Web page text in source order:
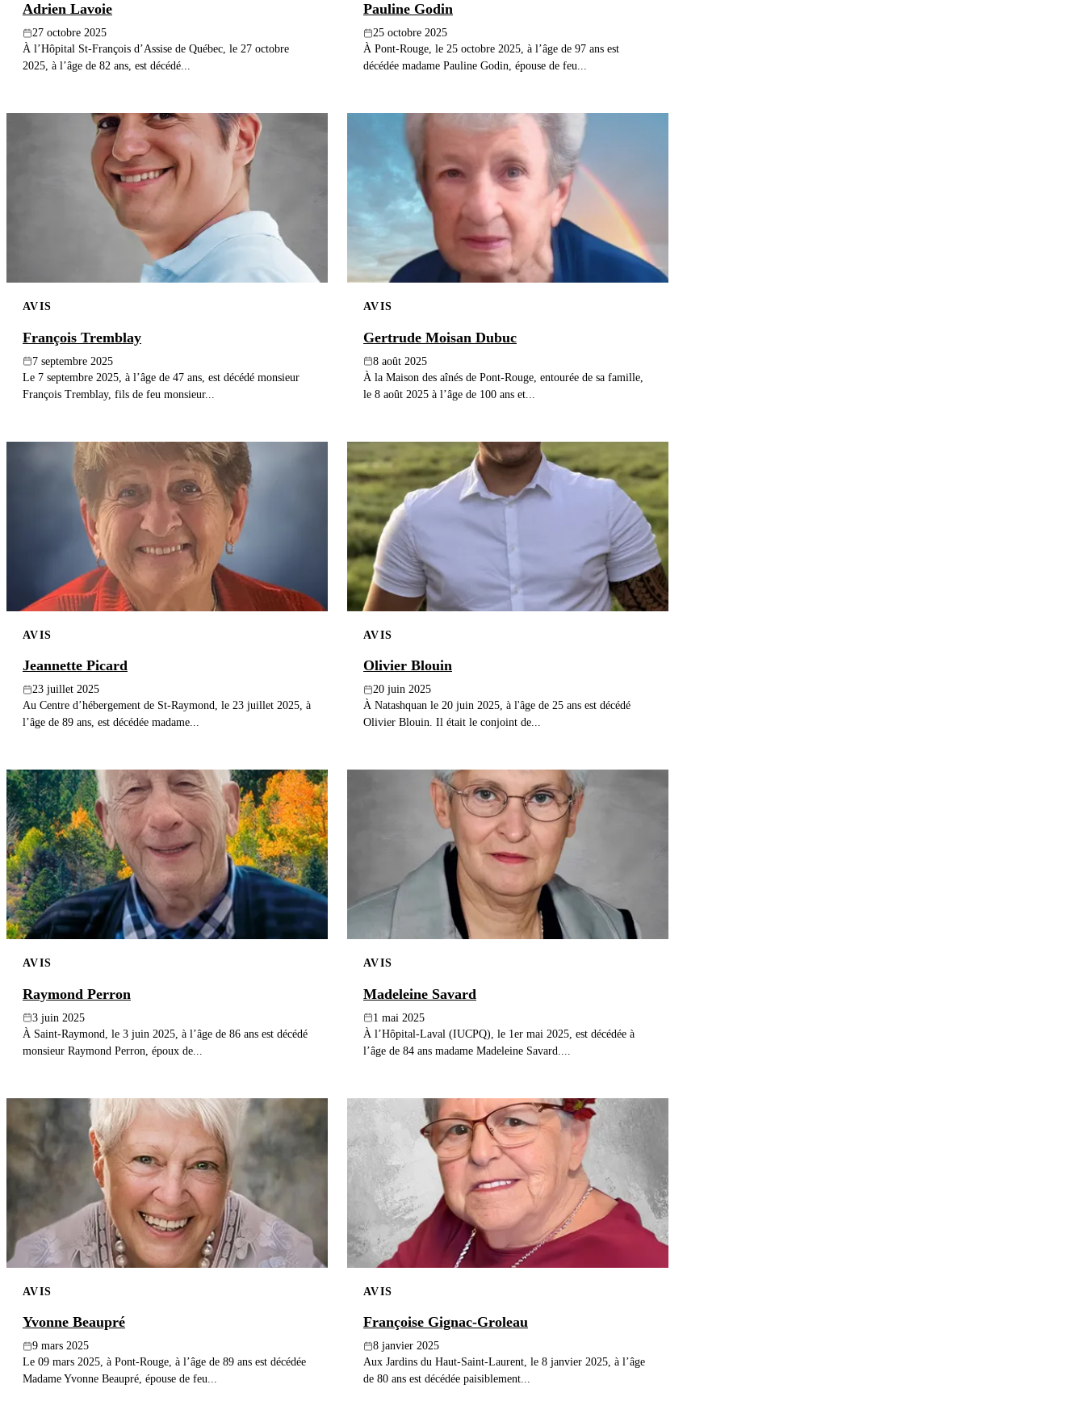
Adrien Lavoie
27 octobre 2025
À l’Hôpital St-François d’Assise de Québec, le 27 octobre
2025, à l’âge de 82 ans, est décédé...
Pauline Godin
25 octobre 2025
À Pont-Rouge, le 25 octobre 2025, à l’âge de 97 ans est
décédée madame Pauline Godin, épouse de feu...
AVIS
François Tremblay
7 septembre 2025
Le 7 septembre 2025, à l’âge de 47 ans, est décédé monsieur
François Tremblay, fils de feu monsieur...
AVIS
Gertrude Moisan Dubuc
8 août 2025
À la Maison des aînés de Pont-Rouge, entourée de sa famille,
le 8 août 2025 à l’âge de 100 ans et...
AVIS
Jeannette Picard
23 juillet 2025
Au Centre d’hébergement de St-Raymond, le 23 juillet 2025, à
l’âge de 89 ans, est décédée madame...
AVIS
Olivier Blouin
20 juin 2025
À Natashquan le 20 juin 2025, à l'âge de 25 ans est décédé
Olivier Blouin. Il était le conjoint de...
AVIS
Raymond Perron
3 juin 2025
À Saint-Raymond, le 3 juin 2025, à l’âge de 86 ans est décédé
monsieur Raymond Perron, époux de...
AVIS
Madeleine Savard
1 mai 2025
À l’Hôpital-Laval (IUCPQ), le 1er mai 2025, est décédée à
l’âge de 84 ans madame Madeleine Savard....
AVIS
Yvonne Beaupré
9 mars 2025
Le 09 mars 2025, à Pont-Rouge, à l’âge de 89 ans est décédée
Madame Yvonne Beaupré, épouse de feu...
AVIS
Françoise Gignac-Groleau
8 janvier 2025
Aux Jardins du Haut-Saint-Laurent, le 8 janvier 2025, à l’âge
de 80 ans est décédée paisiblement...